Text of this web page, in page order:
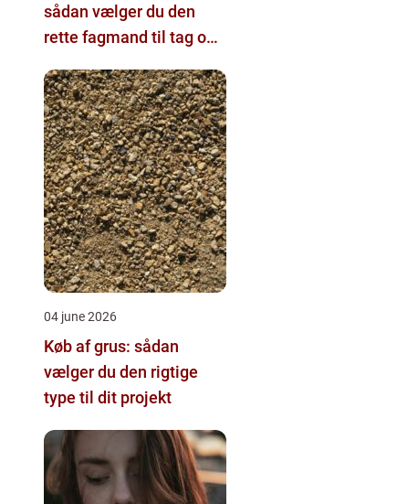
sådan vælger du den
rette fagmand til tag og
04 june 2026
Køb af grus: sådan
vælger du den rigtige
type til dit projekt